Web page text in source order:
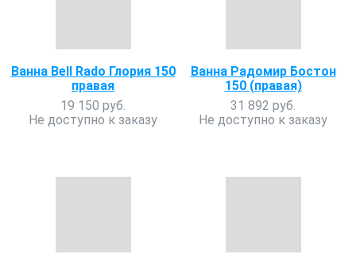
Ванна Bell Rado Глория 150
правая
19 150 руб.
Не доступно к заказу
Ванна Радомир Бостон
150 (правая)
31 892 руб.
Не доступно к заказу